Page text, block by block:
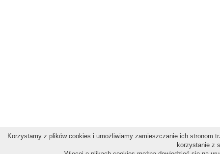
Korzystamy z plików cookies i umożliwiamy zamieszczanie ich stronom
korzystanie z